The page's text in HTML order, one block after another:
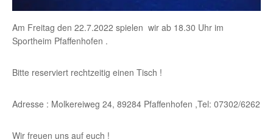
Am Freitag den 22.7.2022 spielen wir ab 18.30 Uhr im
Sportheim Pfaffenhofen .
Bitte reserviert rechtzeitig einen Tisch !
Adresse : Molkereiweg 24, 89284 Pfaffenhofen ,Tel: 07302/6262
Wir freuen uns auf euch !